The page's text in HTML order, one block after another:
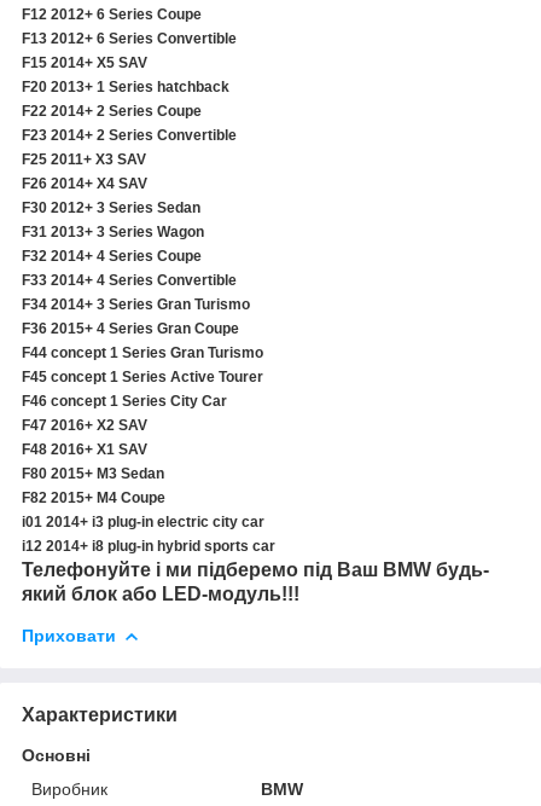
F12 2012+ 6 Series Coupe
F13 2012+ 6 Series Convertible
F15 2014+ X5 SAV
F20 2013+ 1 Series hatchback
F22 2014+ 2 Series Coupe
F23 2014+ 2 Series Convertible
F25 2011+ X3 SAV
F26 2014+ X4 SAV
F30 2012+ 3 Series Sedan
F31 2013+ 3 Series Wagon
F32 2014+ 4 Series Coupe
F33 2014+ 4 Series Convertible
F34 2014+ 3 Series Gran Turismo
F36 2015+ 4 Series Gran Coupe
F44 concept 1 Series Gran Turismo
F45 concept 1 Series Active Tourer
F46 concept 1 Series City Car
F47 2016+ X2 SAV
F48 2016+ X1 SAV
F80 2015+ M3 Sedan
F82 2015+ M4 Coupe
i01 2014+ i3 plug-in electric city car
i12 2014+ i8 plug-in hybrid sports car
Телефонуйте і ми підберемо під Ваш BMW будь-
який блок або LED-модуль!!!
Приховати
Характеристики
Основні
Виробник
BMW